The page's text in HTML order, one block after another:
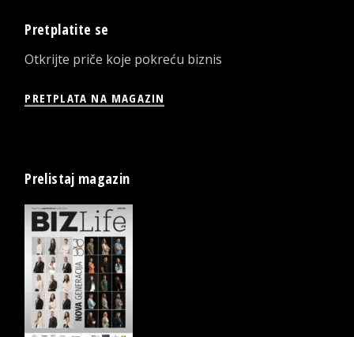
Pretplatite se
Otkrijte priče koje pokreću biznis
PRETPLATA NA MAGAZIN
Prelistaj magazin